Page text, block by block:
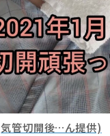
気管切開後…ん提供)